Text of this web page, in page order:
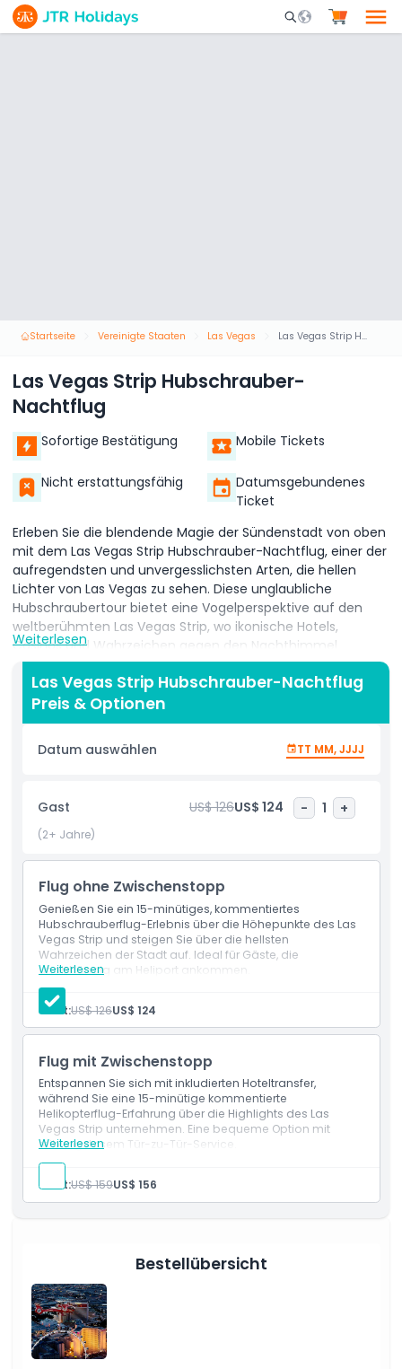
Mobile Search
Startseite Vereinigte Staaten Las Vegas Las Vegas Strip Hubschrauber-Nachtflug
Las Vegas Strip Hubschrauber-
Nachtflug
Sofortige Bestätigung Mobile Tickets
Nicht erstattungsfähig
Datumsgebundenes
Ticket
Erleben Sie die blendende Magie der Sündenstadt von oben
mit dem Las Vegas Strip Hubschrauber-Nachtflug, einer der
aufregendsten und unvergesslichsten Arten, die hellen
Lichter von Las Vegas zu sehen. Diese unglaubliche
Hubschraubertour bietet eine Vogelperspektive auf den
weltberühmten Las Vegas Strip, wo ikonische Hotels,
Casinos und Wahrzeichen gegen den Nachthimmel
funkeln. Während Ihr Hubschrauber abhebt, schweben Sie
über legendäre Sehenswürdigkeiten wie die Bellagio-
Brunnen, Caesars Palace, den Stratosphere Tower, die
Luxor-Pyramide und das High Roller Riesenrad, die alle im
Dunkeln brillant leuchten. Der Las Vegas Hubschrauber-
Nachtflug ist ruhig, sicher und perfekt für Paare, Freunde
sucht. Mit großen Panoramafenstern bietet jeder Sitzplatz
atemberaubende Ausblicke, und eine kurze
Sicherheitsunterweisung sorgt für Komfort bei Erstfliegern.
Strip Hubschrauber-Nachttour für unvergessliche
Luftaufnahmen und Erinnerungen, die ein Leben lang
halten.
Highlights
Inklusivleistungen
Richtlinie für Kinder und Erwachsene
Ausschlüsse
Dinge, die Sie wissen sollten
Wie man dorthin gelangt
Geschäftsbedingungen
Weiterlesen
Las Vegas Strip Hubschrauber-Nachtflug
Preis & Optionen
Datum auswählen TT MM, JJJJ
Gast US$ 126US$ 124 - 1 +
(2+ Jahre)
Flug ohne Zwischenstopp
Genießen Sie ein 15-minütiges, kommentiertes
Hubschrauberflug-Erlebnis über die Höhepunkte des Las
Vegas Strip und steigen Sie über die hellsten
Wahrzeichen der Stadt auf. Ideal für Gäste, die
unabhängig am Heliport ankommen.
Weiterlesen
Leistungen
15-minütige kommentierte Hubschrauberfahrt
Gast:US$ 126US$ 124
Flug mit Zwischenstopp
Entspannen Sie sich mit inkludierten Hoteltransfer,
während Sie eine 15-minütige kommentierte
Helikopterflug-Erfahrung über die Highlights des Las
Vegas Strip unternehmen. Eine bequeme Option mit
reibungslosem Tür-zu-Tür-Service.
Weiterlesen
Leistungen
Hin- und Rücktransfer zu und von Ihrem Hotel
15-minütiger kommentierter Hubschrauberrundflug
Gast:US$ 159US$ 156
Bestellübersicht